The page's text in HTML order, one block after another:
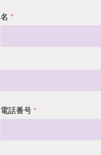
名
電話番号